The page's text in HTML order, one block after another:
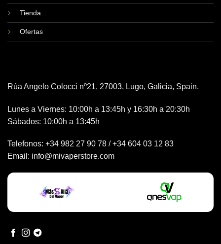
Tienda
Ofertas
Rúa Angelo Colocci nº21, 27003, Lugo, Galicia, Spain.
Lunes a Viernes: 10:00h a 13:45h y 16:30h a 20:30h
Sábados: 10:00h a 13:45h
Telefonos: +34 982 27 90 78 /+34 604 03 12 83
Email: info@mivaperstore.com